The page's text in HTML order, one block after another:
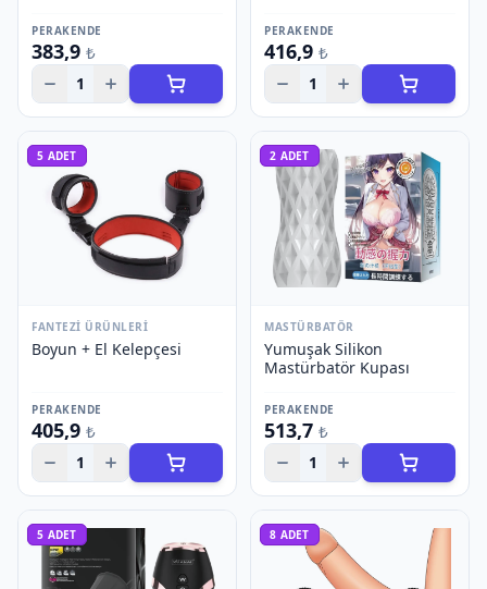
PERAKENDE
383,9 ₺
1
PERAKENDE
416,9 ₺
1
5 ADET
FANTEZI ÜRÜNLERI
Boyun + El Kelepçesi
PERAKENDE
405,9 ₺
1
2 ADET
MASTÜRBATÖR
Yumuşak Silikon
Mastürbatör Kupası
PERAKENDE
513,7 ₺
1
5 ADET 8 ADET